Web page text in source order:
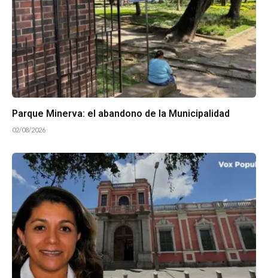
Parque Minerva: el abandono de la Municipalidad
02/08/2026